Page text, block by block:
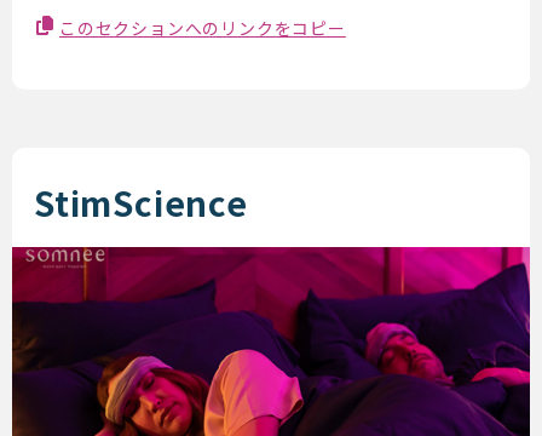
このセクションへのリンクをコピー
StimScience